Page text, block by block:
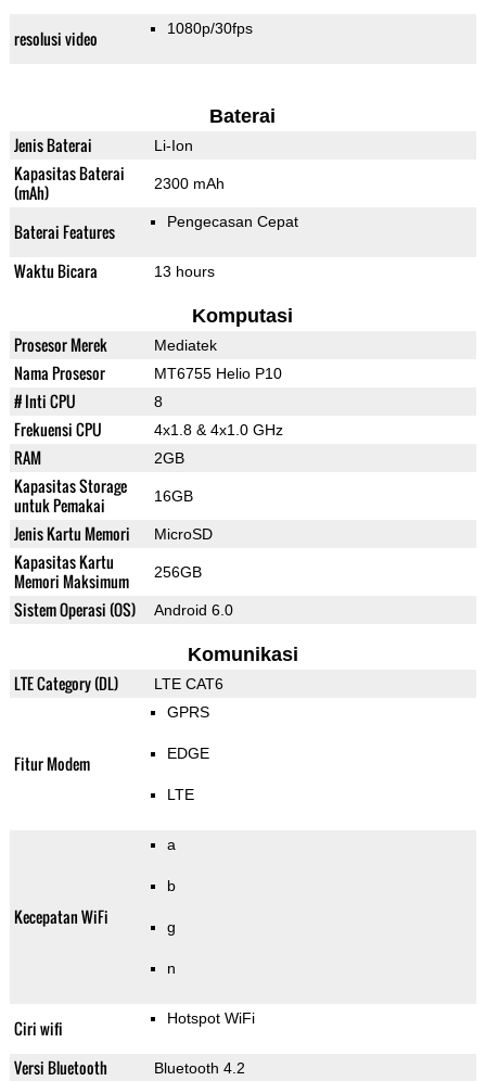
resolusi video 1080p/30fps
Baterai
Jenis Baterai Li-Ion
Kapasitas Baterai
(mAh)
2300 mAh
Baterai Features Pengecasan Cepat
Waktu Bicara 13 hours
Komputasi
Prosesor Merek Mediatek
Nama Prosesor MT6755 Helio P10
# Inti CPU 8
Frekuensi CPU 4x1.8 & 4x1.0 GHz
RAM 2GB
Kapasitas Storage
untuk Pemakai
16GB
Jenis Kartu Memori MicroSD
Kapasitas Kartu
Memori Maksimum
256GB
Sistem Operasi (OS) Android 6.0
Komunikasi
LTE Category (DL) LTE CAT6
Fitur Modem
GPRS
EDGE
LTE
Kecepatan WiFi
a
b
g
n
Ciri wifi Hotspot WiFi
Versi Bluetooth Bluetooth 4.2